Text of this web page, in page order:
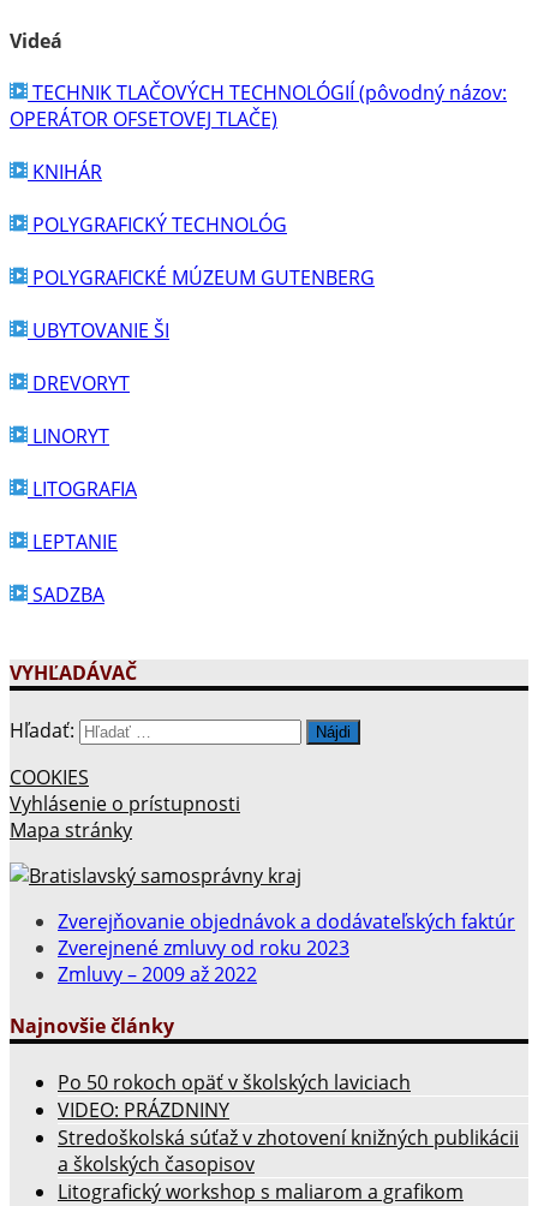
Videá
TECHNIK TLAČOVÝCH TECHNOLÓGIÍ (pôvodný názov:
OPERÁTOR OFSETOVEJ TLAČE)
KNIHÁR
POLYGRAFICKÝ TECHNOLÓG
POLYGRAFICKÉ MÚZEUM GUTENBERG
UBYTOVANIE ŠI
DREVORYT
LINORYT
LITOGRAFIA
LEPTANIE
SADZBA
VYHĽADÁVAČ
Hľadať:
COOKIES
Vyhlásenie o prístupnosti
Mapa stránky
Zverejňovanie objednávok a dodávateľských faktúr
Zverejnené zmluvy od roku 2023
Zmluvy – 2009 až 2022
Najnovšie články
Po 50 rokoch opäť v školských laviciach
VIDEO: PRÁZDNINY
Stredoškolská súťaž v zhotovení knižných publikácii
a školských časopisov
Litografický workshop s maliarom a grafikom